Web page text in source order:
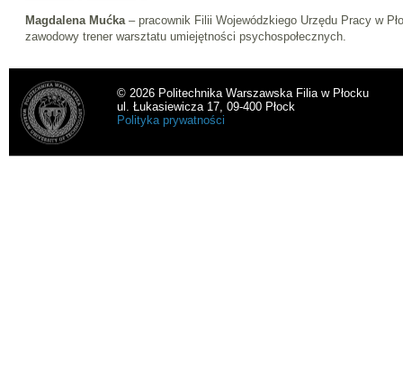
Magdalena Mućka– pracownik Filii Wojewódzkiego Urzędu Pracy w
zawodowy trener warsztatu umiejętności psychospołecznych.
© 2026 Politechnika Warszawska Filia w Płocku
ul. Łukasiewicza 17, 09-400 Płock
Polityka prywatności